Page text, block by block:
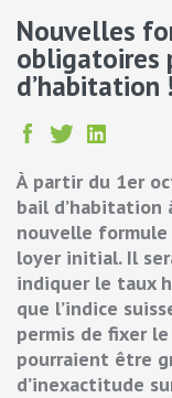
Nouvelles
obligatoires
d’habitation !
À partir du 1er
bail d’habitation
nouvelle
loyer initial. Il
indiquer le taux
que l’indice
permis de fixer
pourraient être
d’inexactitude